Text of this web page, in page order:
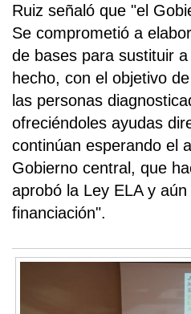
Ruiz señaló que "el
Se comprometió a
de bases para sustituir
hecho, con el objetivo
las personas
ofreciéndoles ayudas
continúan esperando el
Gobierno central, que
aprobó la Ley ELA y
financiación".